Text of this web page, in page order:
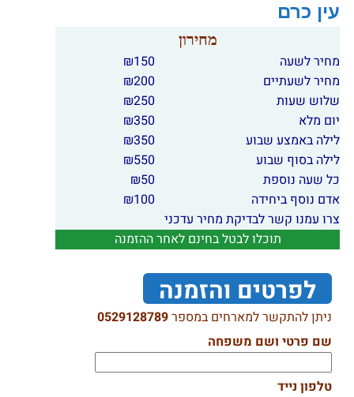
עין כרם
מחירון
מחיר לשעה 150
₪
מחיר לשעתיים
200
₪
שלוש שעות
250
₪
יום מלא
350
₪
לילה באמצע שבוע
350
₪
לילה בסוף שבוע
550
₪
כל שעה נוספת
50
₪
אדם נוסף ביחידה
100
₪
צרו עמנו קשר לבדיקת מחיר עדכני
תוכלו לבטל בחינם לאחר ההזמנה
לפרטים והזמנה
ניתן להתקשר למארחים במספר0529128789
שם פרטי ושם משפחה
טלפון נייד